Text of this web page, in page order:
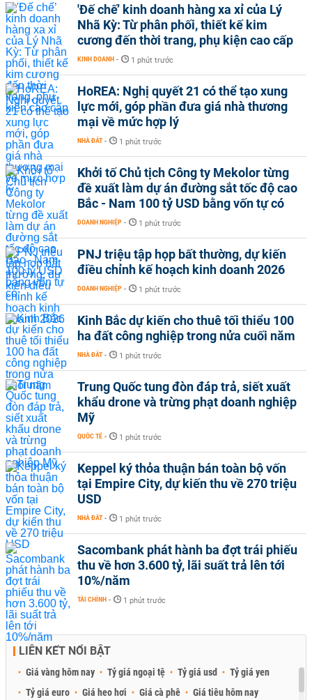
'Đế chế’ kinh doanh hàng xa xỉ của Lý
Nhã Kỳ: Từ phân phối, thiết kế kim
cương đến thời trang, phụ kiện cao cấp
KINH DOANH - 1 phút trước
HoREA: Nghị quyết 21 có thể tạo xung
lực mới, góp phần đưa giá nhà thương
mại về mức hợp lý
NHÀ ĐẤT - 1 phút trước
Khởi tố Chủ tịch Công ty Mekolor từng
đề xuất làm dự án đường sắt tốc độ cao
Bắc - Nam 100 tỷ USD bằng vốn tự có
DOANH NGHIỆP - 1 phút trước
PNJ triệu tập họp bất thường, dự kiến
điều chỉnh kế hoạch kinh doanh 2026
DOANH NGHIỆP - 1 phút trước
Kinh Bắc dự kiến cho thuê tối thiểu 100
ha đất công nghiệp trong nửa cuối năm
NHÀ ĐẤT - 1 phút trước
Trung Quốc tung đòn đáp trả, siết xuất
khẩu drone và trừng phạt doanh nghiệp
Mỹ
QUỐC TẾ - 1 phút trước
Keppel ký thỏa thuận bán toàn bộ vốn
tại Empire City, dự kiến thu về 270 triệu
USD
NHÀ ĐẤT - 1 phút trước
Sacombank phát hành ba đợt trái phiếu
thu về hơn 3.600 tỷ, lãi suất trả lên tới
10%/năm
TÀI CHÍNH - 1 phút trước
LIÊN KẾT NỔI BẬT
Giá vàng hôm nay Tỷ giá ngoại tệ Tỷ giá usd
Tỷ giá yen
Tỷ giá euro
Giá heo hơi Giá cà phê Giá tiêu hôm nay